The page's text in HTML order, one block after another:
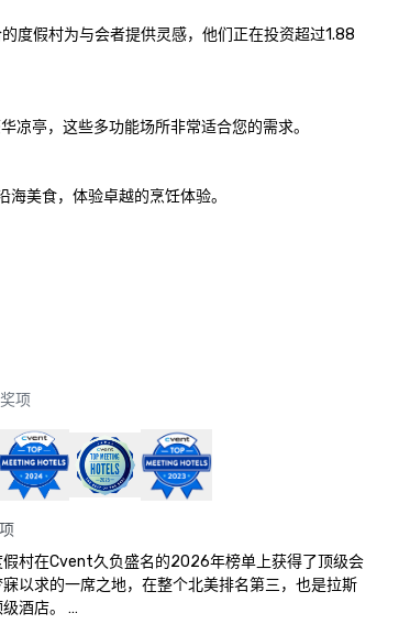
度假村为与会者提供灵感，他们正在投资超过1.88
凉亭，这些多功能场所非常适合您的需求。
海美食，体验卓越的烹饪体验。
项
假村在Cvent久负盛名的2026年榜单上获得了顶级会
以求的一席之地，在整个北美排名第三，也是拉斯
酒店。